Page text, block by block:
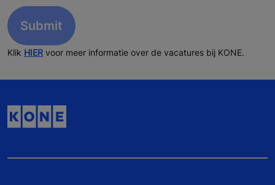
Klik HIER voor meer informatie over de vacatures bij KONE.